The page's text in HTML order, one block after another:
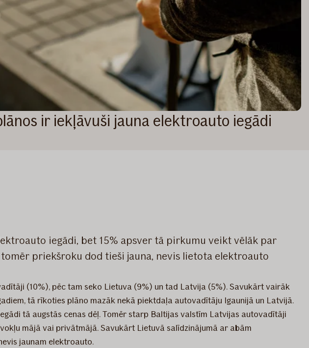
ir iekļāvuši jauna elektroauto iegādi
iegādi, bet 15% apsver tā pirkumu veikt vēlāk par
priekšroku dod tieši jauna, nevis lietota elektroauto
(10%), pēc tam seko Lietuva (9%) un tad Latvija (5%). Savukārt vairāk
tā rīkoties plāno mazāk nekā piektdaļa autovadītāju Igaunijā un Latvijā.
tā augstās cenas dēļ. Tomēr starp Baltijas valstīm Latvijas autovadītāji
mājā vai privātmājā. Savukārt Lietuvā salīdzinājumā ar abām
jaunam elektroauto.